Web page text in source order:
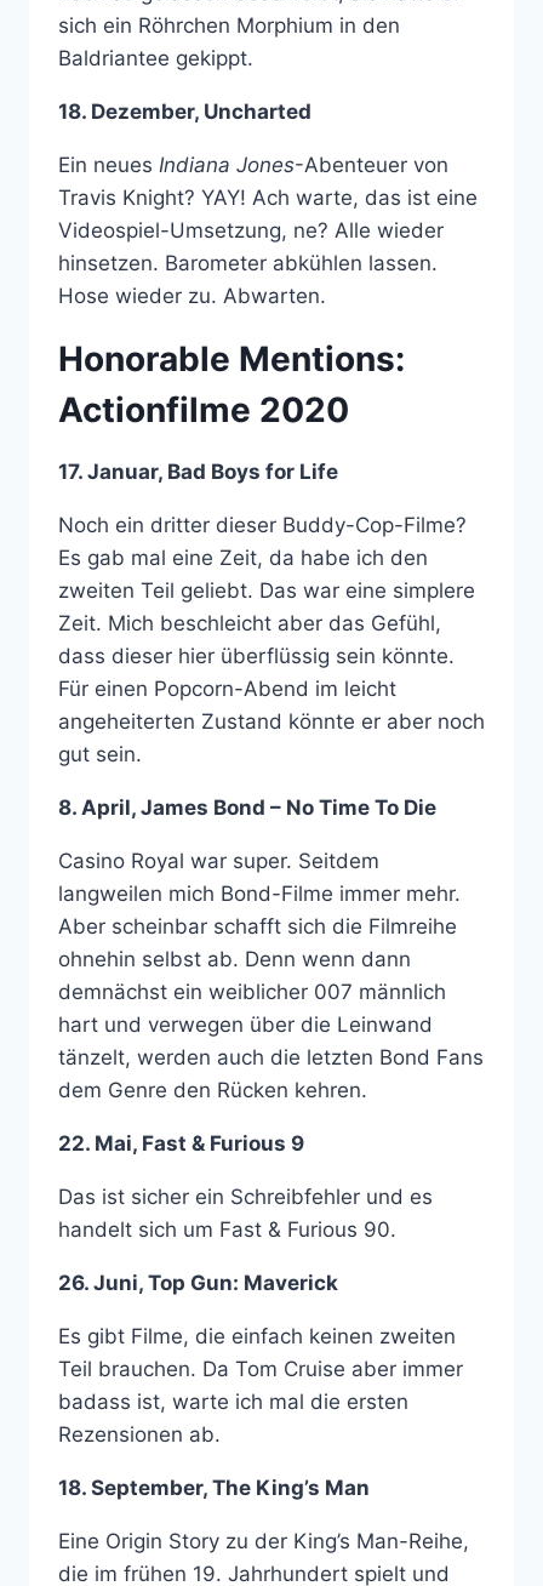
sich ein Röhrchen Morphium in den
Baldriantee gekippt.
18. Dezember, Uncharted
Ein neues Indiana Jones-Abenteuer von
Travis Knight? YAY! Ach warte, das ist eine
Videospiel-Umsetzung, ne? Alle wieder
hinsetzen. Barometer abkühlen lassen.
Hose wieder zu. Abwarten.
Honorable Mentions:
Actionfilme 2020
17. Januar, Bad Boys for Life
Noch ein dritter dieser Buddy-Cop-Filme?
Es gab mal eine Zeit, da habe ich den
zweiten Teil geliebt. Das war eine simplere
Zeit. Mich beschleicht aber das Gefühl,
dass dieser hier überflüssig sein könnte.
Für einen Popcorn-Abend im leicht
angeheiterten Zustand könnte er aber noch
gut sein.
8. April, James Bond – No Time To Die
Casino Royal war super. Seitdem
langweilen mich Bond-Filme immer mehr.
Aber scheinbar schafft sich die Filmreihe
ohnehin selbst ab. Denn wenn dann
demnächst ein weiblicher 007 männlich
hart und verwegen über die Leinwand
tänzelt, werden auch die letzten Bond Fans
dem Genre den Rücken kehren.
22. Mai, Fast & Furious 9
Das ist sicher ein Schreibfehler und es
handelt sich um Fast & Furious 90.
26. Juni, Top Gun: Maverick
Es gibt Filme, die einfach keinen zweiten
Teil brauchen. Da Tom Cruise aber immer
badass ist, warte ich mal die ersten
Rezensionen ab.
18. September, The King’s Man
Eine Origin Story zu der King’s Man-Reihe,
die im frühen 19. Jahrhundert spielt und